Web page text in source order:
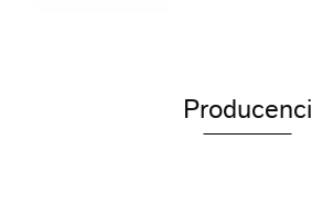
Producenci